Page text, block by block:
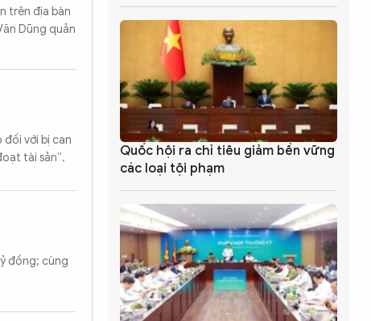
trên địa bàn
Dũng quản
đối với bị can
tài sản”.
đồng; cùng
Quốc hội ra chỉ tiêu giảm bền vững
các loại tội phạm